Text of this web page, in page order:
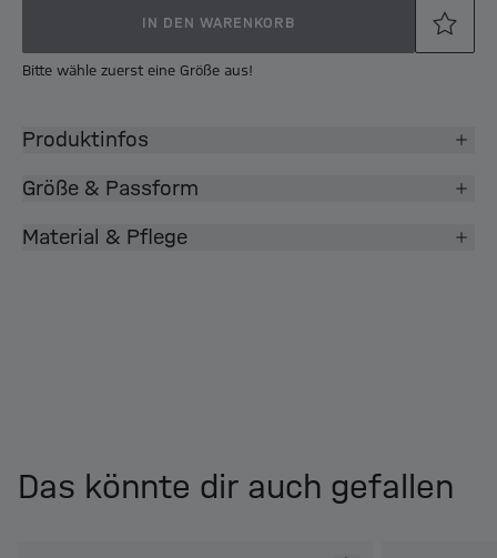
IN DEN WARENKORB
Bitte wähle zuerst eine Größe aus!
Produktinfos
Größe & Passform
Material & Pflege
Das könnte dir auch gefallen